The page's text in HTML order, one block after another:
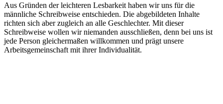
Aus Gründen der leichteren Lesbarkeit haben wir uns für die
männliche Schreibweise entschieden. Die abgebildeten Inhalte
richten sich aber zugleich an alle Geschlechter. Mit dieser
Schreibweise wollen wir niemanden ausschließen, denn bei uns ist
jede Person gleichermaßen willkommen und prägt unsere
Arbeitsgemeinschaft mit ihrer Individualität.